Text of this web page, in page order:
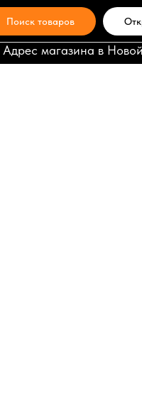
Поиск товаров
Адрес магазина в
Энкор (9921)